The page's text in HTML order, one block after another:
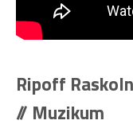
Ripoff
// Muzikum